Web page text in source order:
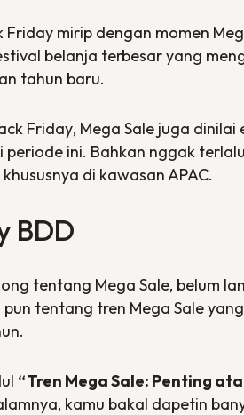
Friday mirip dengan momen
belanja terbesar yang
tahun baru.
Friday, Mega Sale juga dinilai
periode ini. Bahkan nggak
khususnya di kawasan APAC.
BDD
tentang Mega Sale, belum
pun tentang tren Mega Sale
“Tren Mega Sale: Penting
kamu bakal dapetin